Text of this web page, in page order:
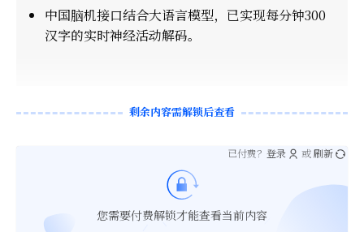
中国脑机接口结合大语言模型，已实现每分钟300
汉字的实时神经活动解码。
剩余内容需解锁后查看
您需要付费解锁才能查看当前内容
已付费？ 登录 或刷新